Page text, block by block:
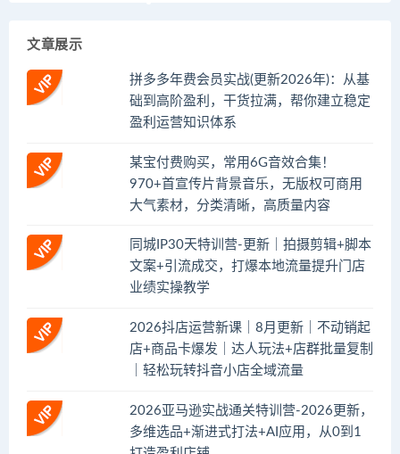
文章展示
拼多多年费会员实战(更新2026年)：从基
础到高阶盈利，干货拉满，帮你建立稳定
盈利运营知识体系
某宝付费购买，常用6G音效合集！
970+首宣传片背景音乐，无版权可商用
大气素材，分类清晰，高质量内容
同城IP30天特训营-更新｜拍摄剪辑+脚本
文案+引流成交，打爆本地流量提升门店
业绩实操教学
2026抖店运营新课｜8月更新｜不动销起
店+商品卡爆发｜达人玩法+店群批量复制
｜轻松玩转抖音小店全域流量
2026亚马逊实战通关特训营-2026更新，
多维选品+渐进式打法+AI应用，从0到1